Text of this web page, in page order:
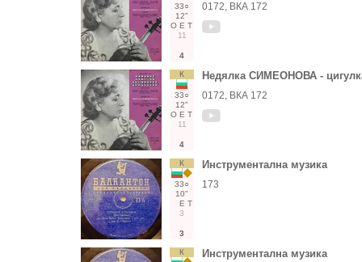
33○
12"
О Е Т
11
4
0172, ВКА 172
К
33○
12"
О Е Т
11
4
Недялка СИМЕОНОВА -
0172, ВКА 172
К
33○
10"
Е Т
3
3
Инструментална музика
173
К Инструментална музика